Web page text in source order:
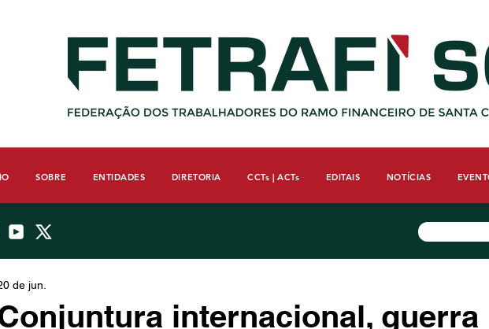
SOBRE ENTIDADES DIRETORIA CCTs | ACTs EDITAIS NOTÍCIAS
internacional, guerra
de jun.